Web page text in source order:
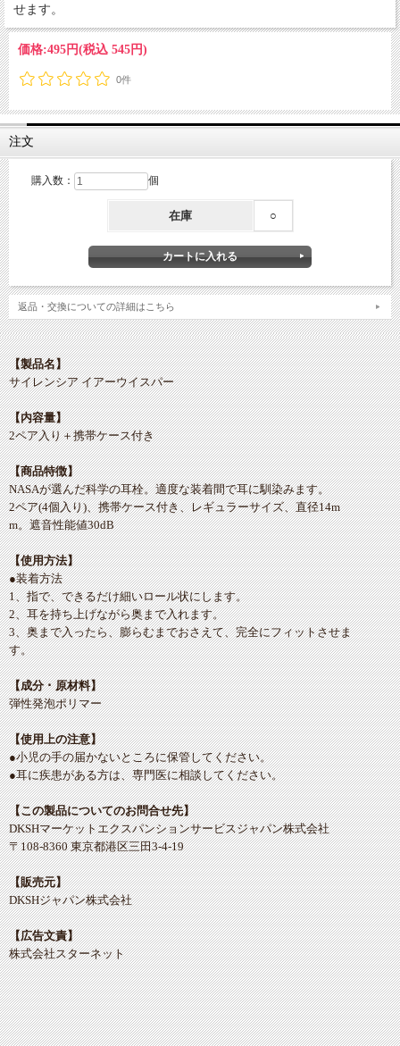
せます。
価格:495円(税込 545円)
0件
注文
購入数： 個
在庫 ○
返品・交換についての詳細はこちら
【製品名】
サイレンシア イアーウイスパー
【内容量】
2ペア入り＋携帯ケース付き
【商品特徴】
NASAが選んだ科学の耳栓。適度な装着間で耳に馴染みます。
2ペア(4個入り)、携帯ケース付き、レギュラーサイズ、直径14m
m。遮音性能値30dB
【使用方法】
●装着方法
1、指で、できるだけ細いロール状にします。
2、耳を持ち上げながら奥まで入れます。
3、奥まで入ったら、膨らむまでおさえて、完全にフィットさせま
す。
【成分 ･ 原材料】
弾性発泡ポリマー
【使用上の注意】
●小児の手の届かないところに保管してください。
●耳に疾患がある方は、専門医に相談してください。
【この製品についてのお問合せ先】
DKSHマーケットエクスパンションサービスジャパン株式会社
〒108-8360 東京都港区三田3-4-19
【販売元】
DKSHジャパン株式会社
【広告文責】
株式会社スターネット